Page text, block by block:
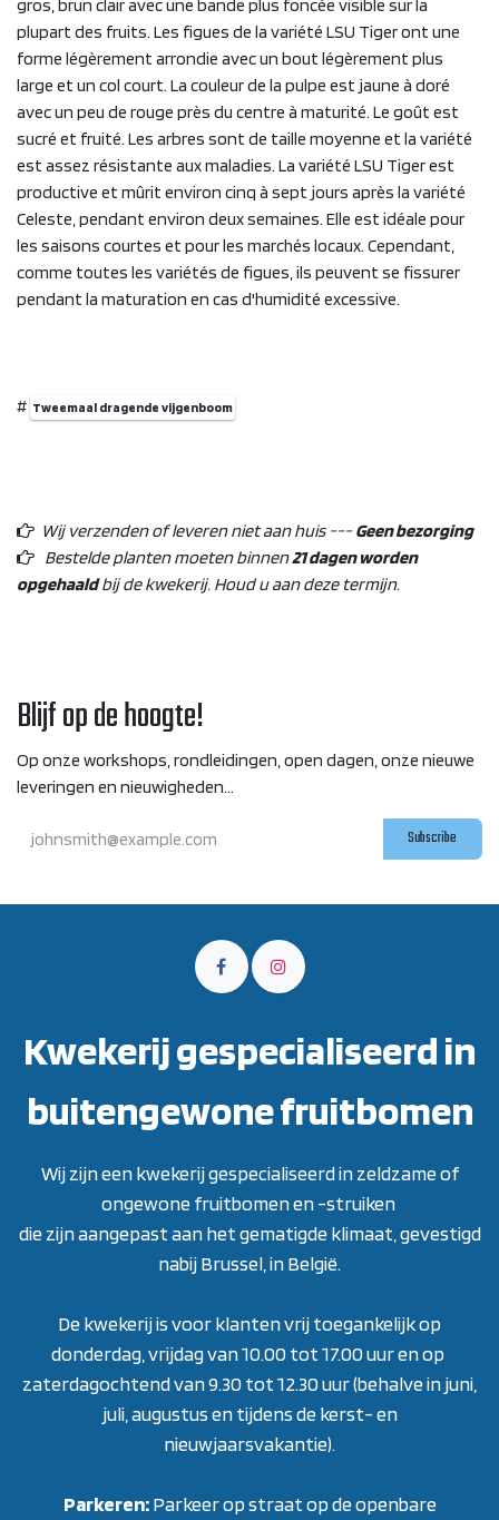
gros, brun clair avec une bande plus foncée visible sur la
plupart des fruits. Les figues de la variété LSU Tiger ont une
forme légèrement arrondie avec un bout légèrement plus
large et un col court. La couleur de la pulpe est jaune à doré
avec un peu de rouge près du centre à maturité. Le goût est
sucré et fruité. Les arbres sont de taille moyenne et la variété
est assez résistante aux maladies. La variété LSU Tiger est
productive et mûrit environ cinq à sept jours après la variété
Celeste, pendant environ deux semaines. Elle est idéale pour
les saisons courtes et pour les marchés locaux. Cependant,
comme toutes les variétés de figues, ils peuvent se fissurer
pendant la maturation en cas d'humidité excessive.
# Tweemaal dragende vijgenboom
Wij verzenden of leveren niet aan huis ---Geen bezorging
Bestelde planten moeten binnen21 dagen worden
opgehaaldbij de kwekerij. Houd u aan deze termijn.
Blijf op de hoogte!
Op onze workshops, rondleidingen, open dagen, onze nieuwe
leveringen en nieuwigheden...
Subscribe
Kwekerij gespecialiseerd in
buitengewone fruitbomen
Wij zijn een kwekerij gespecialiseerd in zeldzame of
ongewone fruitbomen en -struiken
die zijn aangepast aan het gematigde klimaat, gevestigd
nabij Brussel, in België.
De kwekerij is voor klanten vrij toegankelijk op
donderdag, vrijdag van 10.00 tot 17.00 uur en op
zaterdagochtend van 9.30 tot 12.30 uur (behalve in juni,
juli, augustus en tijdens de kerst- en
nieuwjaarsvakantie).
Parkeren:Parkeer op straat op de openbare